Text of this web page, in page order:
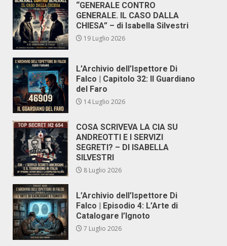
“GENERALE CONTRO
GENERALE. IL CASO DALLA
CHIESA” – di Isabella Silvestri
19 Luglio 2026
L’Archivio dell’Ispettore Di
Falco | Capitolo 32: Il Guardiano
del Faro
14 Luglio 2026
COSA SCRIVEVA LA CIA SU
ANDREOTTI E I SERVIZI
SEGRETI? – DI ISABELLA
SILVESTRI
8 Luglio 2026
L’Archivio dell’Ispettore Di
Falco | Episodio 4: L’Arte di
Catalogare l’Ignoto
7 Luglio 2026